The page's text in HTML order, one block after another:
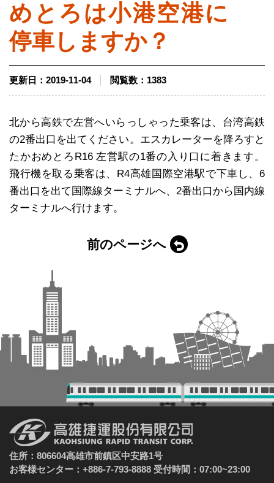
めとろは小港空港に
停車しますか？
更新日： 2019-11-04 閲覧数： 1383
北から高鉄で左営へいらっしゃった乗客は、台湾高鉄
の2番出口を出てください。エスカレーターを降ろすと
たかおめとろR16 左営駅の1番の入り口に着きます。
飛行機を取る乗客は、R4高雄国際空港駅で下車し、6
番出口を出て国際線ターミナルへ、2番出口から国内線
ターミナルへ行けます。
前のページへ
住所：806604高雄市前鎮区中安路1号
お客様センター：+886-7-793-8888 受付時間：07:00~23:00